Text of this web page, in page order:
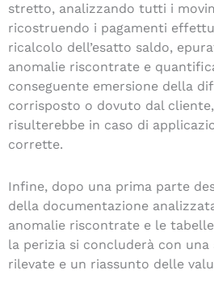
stretto, analizzando tutti i
ricostruendo i pagamenti
ricalcolo dell’esatto saldo,
anomalie riscontrate e
conseguente emersione della
corrisposto o dovuto dal
risulterebbe in caso di
corrette.
Infine, dopo una prima parte
della documentazione
anomalie riscontrate e le
la perizia si concluderà con
rilevate e un riassunto delle